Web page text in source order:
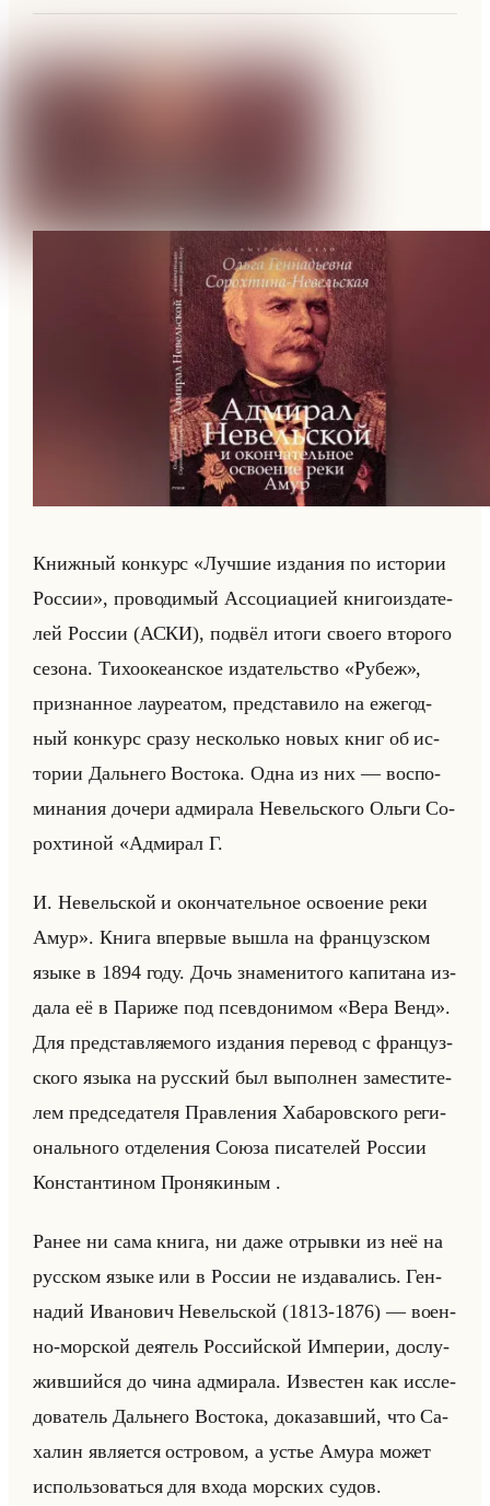
Книж­ный кон­курс «Лучшие издания по истории
России», про­во­ди­мый Ас­со­ци­аци­ей кни­го­из­да­те­
лей Рос­сии (АСКИ), под­вёл итоги сво­его вто­ро­го
се­зо­на. Ти­хо­оке­ан­ское из­да­тельство «Рубеж»,
при­знан­ное ла­уре­атом, пред­ста­ви­ло на еже­год­
ный кон­курс сразу несколько новых книг об ис­
то­рии Дальне­го Во­сто­ка. Одна из них — вос­по­
ми­на­ния до­че­ри ад­ми­ра­ла Невельско­го Ольги Со­
рох­ти­ной «Адмирал Г.
И. Невельской и окончательное освоение реки
Амур». Книга впер­вые вышла на фран­цуз­ском
языке в 1894 году. Дочь зна­ме­ни­то­го ка­пи­та­на из­
да­ла её в Па­ри­же под псев­до­ни­мом «Вера Венд».
Для пред­став­ля­емо­го из­да­ния пе­ре­вод с фран­цуз­
ско­го языка на рус­ский был вы­пол­нен за­ме­сти­те­
лем пред­се­да­те­ля Прав­ле­ния Ха­ба­ров­ско­го ре­ги­
онально­го от­де­ле­ния Союза пи­са­те­лей Рос­сии
Кон­стан­ти­ном Про­ня­ки­ным .
Ранее ни сама книга, ни даже от­рыв­ки из неё на
рус­ском языке или в Рос­сии не из­да­ва­лись. Ген­
на­дий Ива­но­вич Невельской (1813-1876) — во­ен­
но-мор­ской де­ятель Рос­сийской Им­пе­рии, до­слу­
жив­шийся до чина ад­ми­ра­ла. Из­ве­стен как ис­сле­
до­ва­тель Дальне­го Во­сто­ка, до­ка­зав­ший, что Са­
ха­лин яв­ля­ет­ся ост­ро­вом, а устье Амура может
ис­пользо­ваться для входа мор­ских судов.